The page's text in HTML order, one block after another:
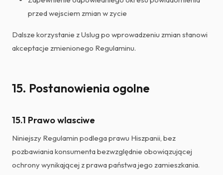
przed wejsciem zmian w zycie
Dalsze korzystanie z Uslug po wprowadzeniu zmian stanowi
akceptacje zmienionego Regulaminu.
15. Postanowienia ogolne
15.1 Prawo wlasciwe
Niniejszy Regulamin podlega prawu Hiszpanii, bez
pozbawiania konsumenta bezwzględnie obowiązującej
ochrony wynikającej z prawa państwa jego zamieszkania.